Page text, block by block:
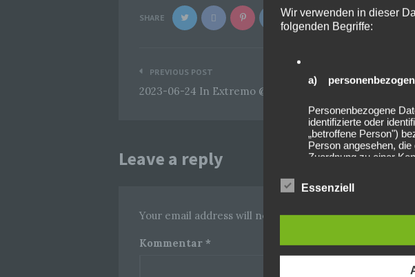
SHARE
Beitragsnavigation
PREVIOUS POST
2023-06-24 In Extremo @Feuertanz Festival Abenberg
Leave a reply
Your email address will not be published. Required
Kommentar *
Wir verwenden in dieser
folgenden Begriffe:
a)
Personenbezogene
identifizierte oder
„betroffene Person")
Person angesehen,
Zuordnung zu einer
besonderen
genetischen,
b) betroffene Person
Essenziell